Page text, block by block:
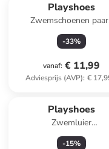
Playshoes
Zwemschoenen
-33%
vanaf: € 11,99
Adviesprijs (AVP): €
Playshoes
Zwemluier
donkerblauw/
-15%